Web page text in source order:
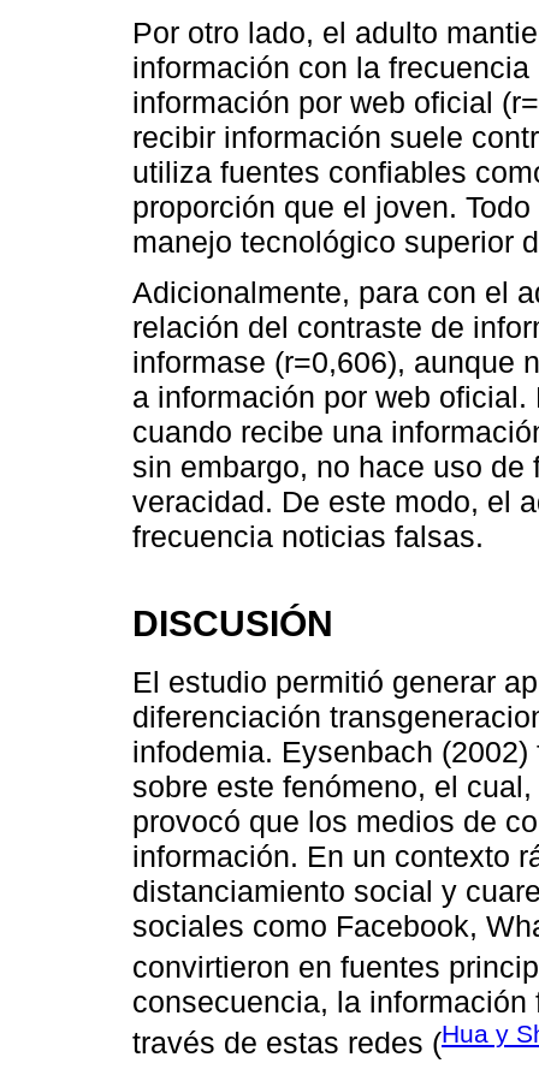
Por otro lado, el adulto
información con la
información por web oficial
recibir información suele
utiliza fuentes confiables
proporción que el joven.
manejo tecnológico superior
Adicionalmente, para con el
relación del contraste de
informase (r=0,606), aunque
a información por web
cuando recibe una
sin embargo, no hace uso
veracidad. De este modo, el
frecuencia noticias falsas.
DISCUSIÓN
El estudio permitió generar
diferenciación
infodemia. Eysenbach
sobre este fenómeno, el
provocó que los medios de
información. En un contexto
distanciamiento social y
sociales como Facebook,
convirtieron en fuentes
consecuencia, la
través de estas redes (Hua y